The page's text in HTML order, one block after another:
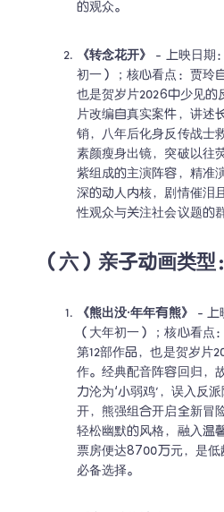
的观众。
《转念花开》
- 上映日期
初一）；核心看点：贾玲
也是贺岁片2026中少见的
片改编自真实案件，讲述
销，八年后化身反传战士
素颜瘦身出镜，突破以往
紫组成的主演阵容，精准
深的动人内核，剧情催泪
性观众与关注社会议题的
（六）亲子动画类
《熊出没·年年有熊》
- 上
（大年初一）；核心看点
第12部作品，也是贺岁片
作。经典配音阵容回归，
力沦为‘小弱鸡’，误入反
开，熊强组合开启全新冒
轻松幽默的风格，融入温
票房便达8700万元，是
必备选择。